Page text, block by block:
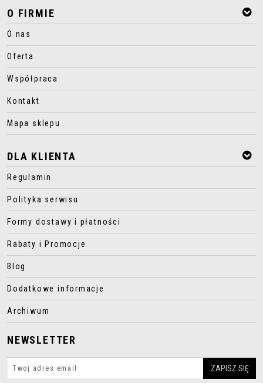
O FIRMIE
O nas
Oferta
Współpraca
Kontakt
Mapa sklepu
DLA KLIENTA
Regulamin
Polityka serwisu
Formy dostawy i płatności
Rabaty i Promocje
Blog
Dodatkowe informacje
Archiwum
NEWSLETTER